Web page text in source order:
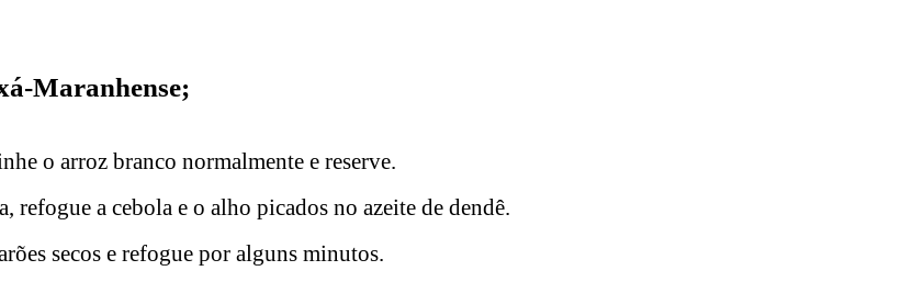
Maranhense;
o arroz branco normalmente e reserve.
refogue a cebola e o alho picados no azeite de dendê.
secos e refogue por alguns minutos.